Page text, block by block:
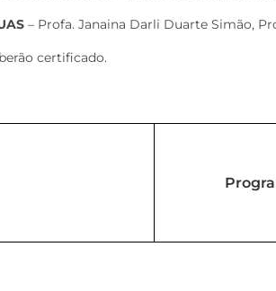
– Profa. Janaina Darli Duarte Simão,
certificado.